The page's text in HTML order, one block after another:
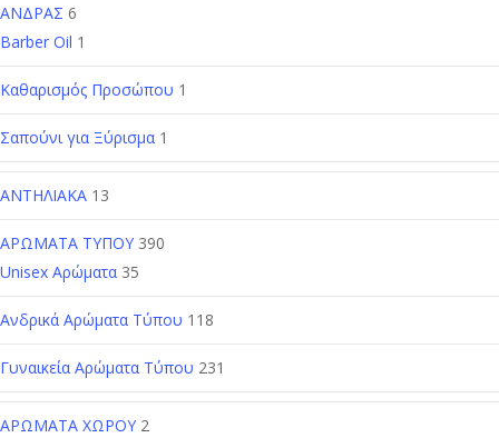
ΑΝΔΡΑΣ 6
Barber Oil 1
Καθαρισμός Προσώπου 1
Σαπούνι για Ξύρισμα 1
ΑΝΤΗΛΙΑΚΑ 13
ΑΡΩΜΑΤΑ ΤΥΠΟΥ 390
Unisex Αρώματα 35
Ανδρικά Αρώματα Τύπου 118
Γυναικεία Αρώματα Τύπου 231
ΑΡΩΜΑΤΑ ΧΩΡΟΥ 2